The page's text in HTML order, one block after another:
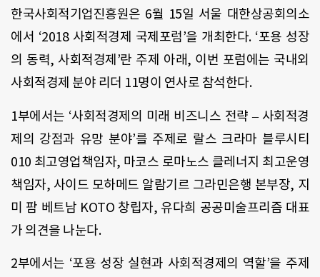
한국사회적기업진흥원은 6월 15일 서울 대한상공회의소
에서 ‘2018 사회적경제 국제포럼’을 개최한다. ‘포용 성장
의 동력, 사회적경제’란 주제 아래, 이번 포럼에는 국내외
사회적경제 분야 리더 11명이 연사로 참석한다.
1부에서는 ‘사회적경제의 미래 비즈니스 전략 – 사회적경
제의 강점과 유망 분야’를 주제로 랄스 크라마 블루시티
010 최고영업책임자, 마코스 로마노스 클레너지 최고운영
책임자, 사이드 모하메드 알람기르 그라민은행 본부장, 지
미 팜 베트남 KOTO 창립자, 유다희 공공미술프리즘 대표
가 의견을 나눈다.
2부에서는 ‘포용 성장 실현과 사회적경제의 역할’을 주제